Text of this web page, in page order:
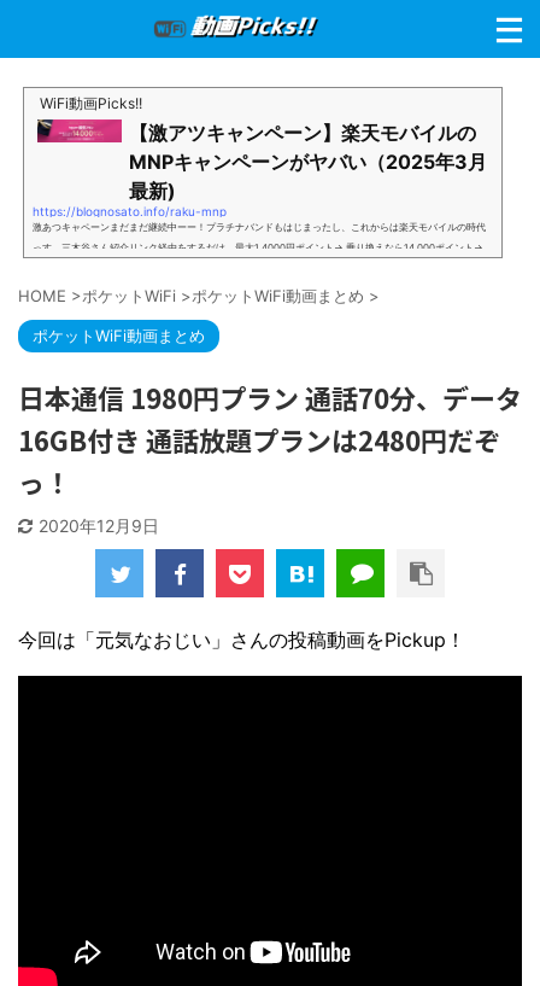
WiFi動画Picks!!
【激アツキャンペーン】楽天モバイルの
MNPキャンペーンがヤバい（2025年3月
最新)
https://blognosato.info/raku-mnp
激あつキャペーンまだまだ継続中ーー！プラチナバンドもはじまったし、これからは楽天モバイルの時代
っす。三木谷さん紹介リンク経由をするだけ。最大1,4000円ポイント→ 乗り換えなら14,000ポイント→
谷さんキャンペーン／2回線目以降でもOK再契約でもでもOK背水の陣の楽天モバイル。ついに「最後の賭
別招待ページから楽天モバイ...
HOME >ポケットWiFi >ポケットWiFi動画まとめ >
ポケットWiFi動画まとめ
日本通信 1980円プラン 通話70分、データ
16GB付き 通話放題プランは2480円だぞ
っ！
2020年12月9日
今回は「元気なおじい」さんの投稿動画をPickup！